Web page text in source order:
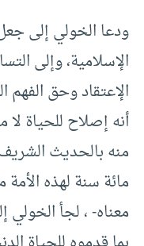
ودعا الخولي إلى
الإسلامية، وإلى
الإعتقاد وحق
أنه إصلاح للحياة
منه بالحديث
مائة سنة لهذه
معناه- ، لجأ الخولي